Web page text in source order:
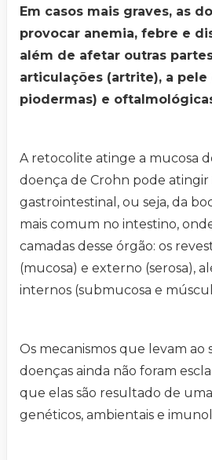
Em casos mais graves, as
provocar anemia, febre e
além de afetar outras
articulações (artrite), a
piodermas) e
A retocolite atinge a mucosa
doença de Crohn pode
gastrointestinal, ou seja, da
mais comum no intestino,
camadas desse órgão: os
(mucosa) e externo (serosa),
internos (submucosa e
Os mecanismos que levam ao
doenças ainda não foram
que elas são resultado de
genéticos, ambientais e